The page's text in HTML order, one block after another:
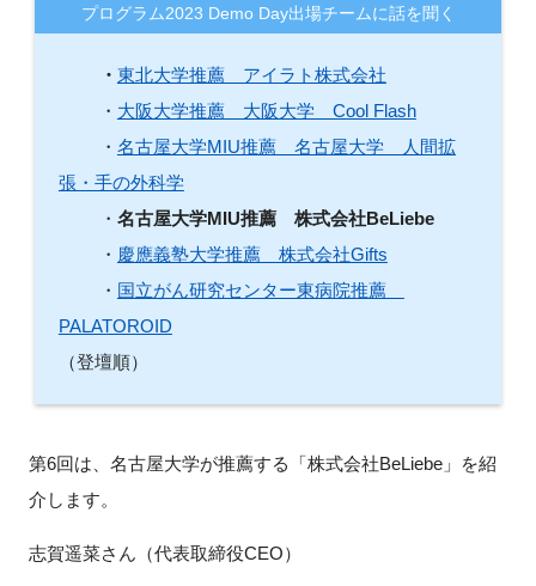
プログラム2023 Demo Day出場チームに話を聞く
・ 東北大学推薦 アイラト株式会社
・ 大阪大学推薦 大阪大学 Cool Flash
・ 名古屋大学MIU推薦 名古屋大学 人間拡
張・手の外科学
・ 名古屋大学MIU推薦 株式会社BeLiebe
・ 慶應義塾大学推薦 株式会社Gifts
・ 国立がん研究センター東病院推薦
PALATOROID
（登壇順）
第6回は、名古屋大学が推薦する「株式会社BeLiebe」を紹
介します。
志賀遥菜さん（代表取締役CEO）